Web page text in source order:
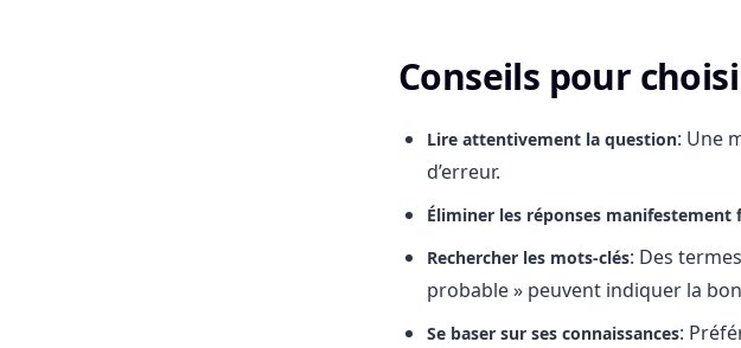
Conseils pour
Lire attentivement la question: Une
d’erreur.
Éliminer les réponses manifestement
Rechercher les mots-clés: Des
probable » peuvent indiquer la
Se baser sur ses connaissances: